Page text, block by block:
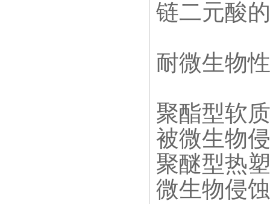
链二元酸
耐微生物
聚酯型软
被微生物
聚醚型热
微生物侵